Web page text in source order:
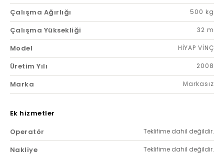
Çalışma Ağırlığı 500 kg
Çalışma Yüksekliği 32 m
Model HİYAP VİNÇ
Üretim Yılı 2008
Marka Markasız
Ek hizmetler
Operatör
Teklifime dahil değildir.
Nakliye Teklifime dahil değildir.